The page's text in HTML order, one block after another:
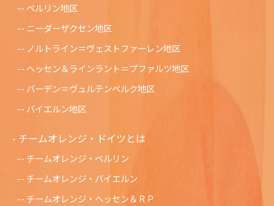
ベルリン地区
ニーダーザクセン地区
ノルトライン＝ヴェストファーレン地区
ヘッセン＆ラインラント＝プファルツ地区
バーデン＝ヴュルテンベルク地区
バイエルン地区
チームオレンジ・ドイツとは
チームオレンジ・ベルリン
チームオレンジ・バイエルン
チームオレンジ・ヘッセン＆ＲＰ